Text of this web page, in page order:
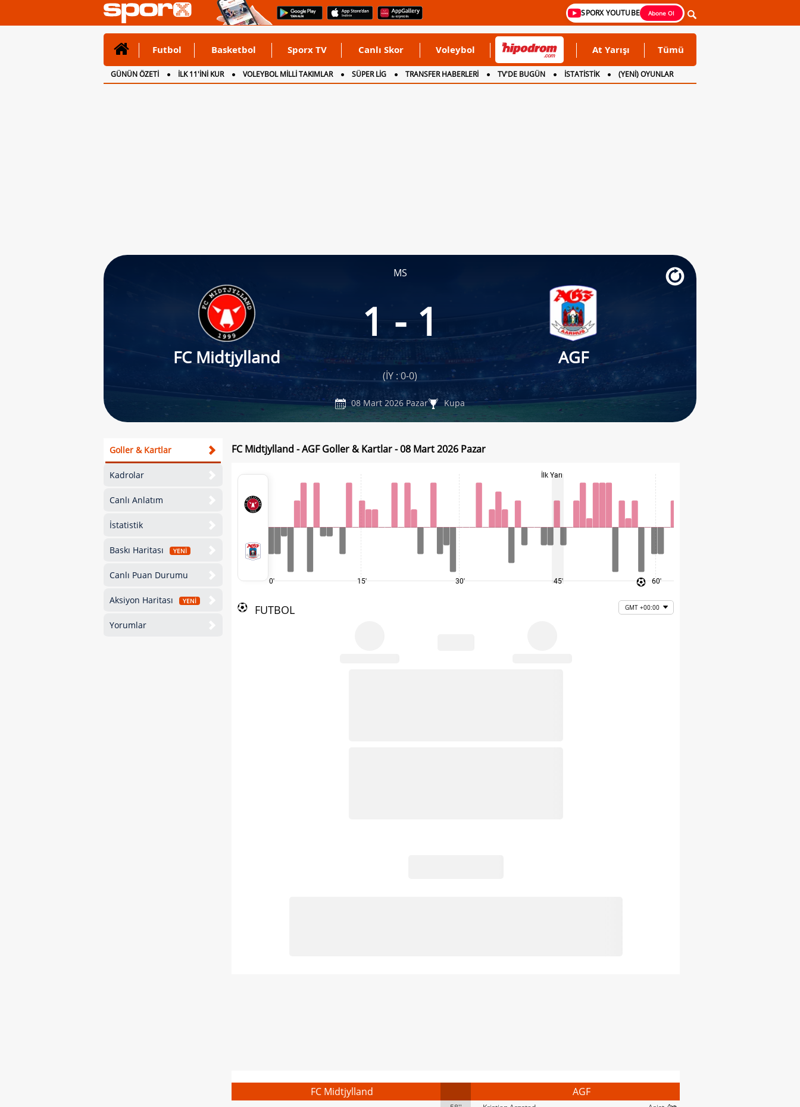
SPORX YOUTUBE Abone Ol
Futbol Basketbol Sporx TV Canlı Skor Voleybol At Yarışı Tümü
GÜNÜN ÖZETİ İLK 11'İNİ KUR VOLEYBOL MİLLİ TAKIMLAR SÜPER LİG TRANSFER HABERLERİ TV'DE BUGÜN İSTATİSTİK
(YENİ) OYUNLAR
CANLI ANLATIM
İNGİLTERE
MS
FC Midtjylland
1 - 1
AGF
(İY : 0-0)
08 Mart 2026 Pazar Kupa
Goller & Kartlar
Kadrolar
Canlı Anlatım
İstatistik
Baskı Haritası YENİ
Canlı Puan Durumu
Aksiyon Haritası YENİ
Yorumlar
FC Midtjylland - AGF Goller & Kartlar - 08 Mart 2026 Pazar
0' 15' 30'
İlk Yarı
45' 60'
FUTBOL GMT +00:00
FC Midtjylland AGF